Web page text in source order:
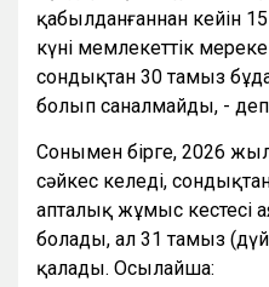
қабылданғаннан кейін
күні мемлекеттік
сондықтан 30 тамыз
болып саналмайды, -
Сонымен бірге, 2026
сәйкес келеді,
апталық жұмыс кестесі
болады, ал 31 тамыз
қалады. Осылайша: